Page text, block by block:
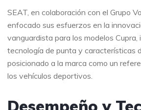
SEAT, en colaboración con el Grupo
enfocado sus esfuerzos en la
vanguardista para los modelos Cupra,
tecnología de punta y características
posicionado a la marca como un
los vehículos deportivos.
Desempeño y